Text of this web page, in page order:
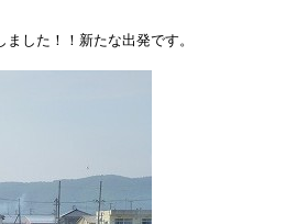
した！！新たな出発です。